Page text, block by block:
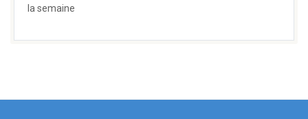
la semaine